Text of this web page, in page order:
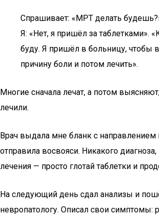
Спрашивает: «МРТ делать
Я: «Нет, я пришёл за таблетками».
буду. Я пришёл в больницу, чтобы
причину боли и потом лечить».
Многие сначала лечат, а потом
лечили.
Врач выдала мне бланк с
отправила восвояси. Никакого
лечения — просто глотай таблетки и
На следующий день сдал анализы и
невропатологу. Описал свои симптомы: